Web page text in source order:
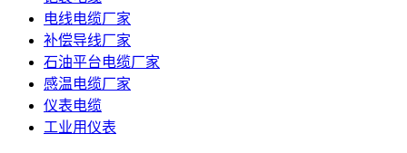
电线电缆厂家
补偿导线厂家
石油平台电缆厂家
感温电缆厂家
仪表电缆
工业用仪表